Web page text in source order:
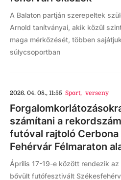
A Balaton partján szerepeltek
Arnold tanítványai, akik közül
maga mérkőzését, többen
súlycsoportban
2026. 04. 08., 11:55 Sport, verseny
számítani a
futóval rajtoló Cerbona
Fehérvár Félmaraton
Április 17-19-e között rendezik
bővült futófesztivált